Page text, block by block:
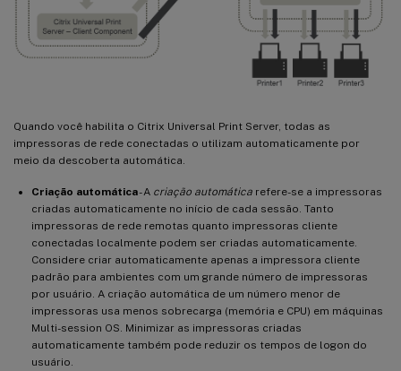
Quando você habilita o Citrix Universal Print Server, todas as
impressoras de rede conectadas o utilizam automaticamente por
meio da descoberta automática.
Criação automática- A criação automática refere-se a impressoras
criadas automaticamente no início de cada sessão. Tanto
impressoras de rede remotas quanto impressoras cliente
conectadas localmente podem ser criadas automaticamente.
Considere criar automaticamente apenas a impressora cliente
padrão para ambientes com um grande número de impressoras
por usuário. A criação automática de um número menor de
impressoras usa menos sobrecarga (memória e CPU) em máquinas
Multi-session OS. Minimizar as impressoras criadas
automaticamente também pode reduzir os tempos de logon do
usuário.